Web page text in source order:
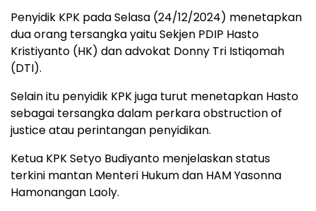
Penyidik KPK pada Selasa (24/12/2024) menetapkan
dua orang tersangka yaitu Sekjen PDIP Hasto
Kristiyanto (HK) dan advokat Donny Tri Istiqomah
(DTI).
Selain itu penyidik KPK juga turut menetapkan Hasto
sebagai tersangka dalam perkara obstruction of
justice atau perintangan penyidikan.
Ketua KPK Setyo Budiyanto menjelaskan status
terkini mantan Menteri Hukum dan HAM Yasonna
Hamonangan Laoly.